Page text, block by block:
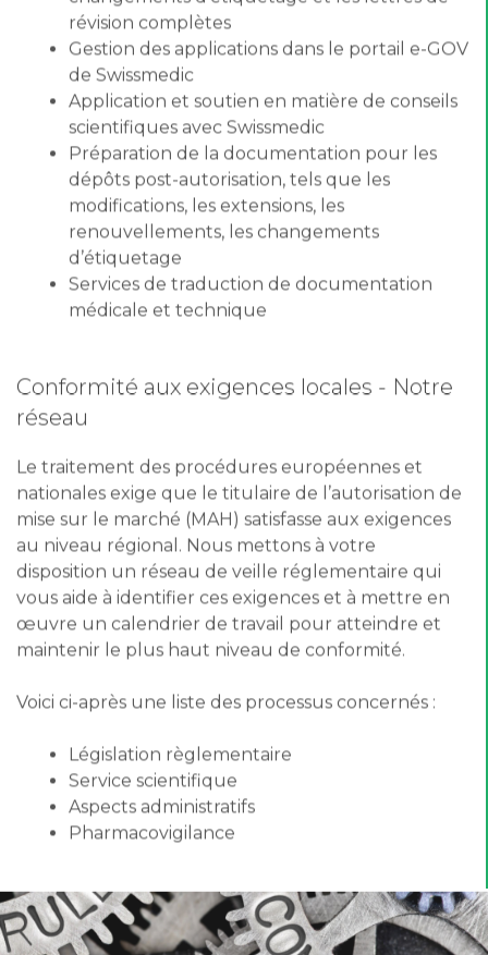
révision complètes
Gestion des applications dans le portail e-GOV
de Swissmedic
Application et soutien en matière de conseils
scientifiques avec Swissmedic
Préparation de la documentation pour les
dépôts post-autorisation, tels que les
modifications, les extensions, les
renouvellements, les changements
d’étiquetage
Services de traduction de documentation
médicale et technique
Conformité aux exigences locales - Notre
réseau
Le traitement des procédures européennes et
nationales exige que le titulaire de l’autorisation de
mise sur le marché (MAH) satisfasse aux exigences
au niveau régional. Nous mettons à votre
disposition un réseau de veille réglementaire qui
vous aide à identifier ces exigences et à mettre en
œuvre un calendrier de travail pour atteindre et
maintenir le plus haut niveau de conformité.
Voici ci-après une liste des processus concernés :
Législation règlementaire
Service scientifique
Aspects administratifs
Pharmacovigilance